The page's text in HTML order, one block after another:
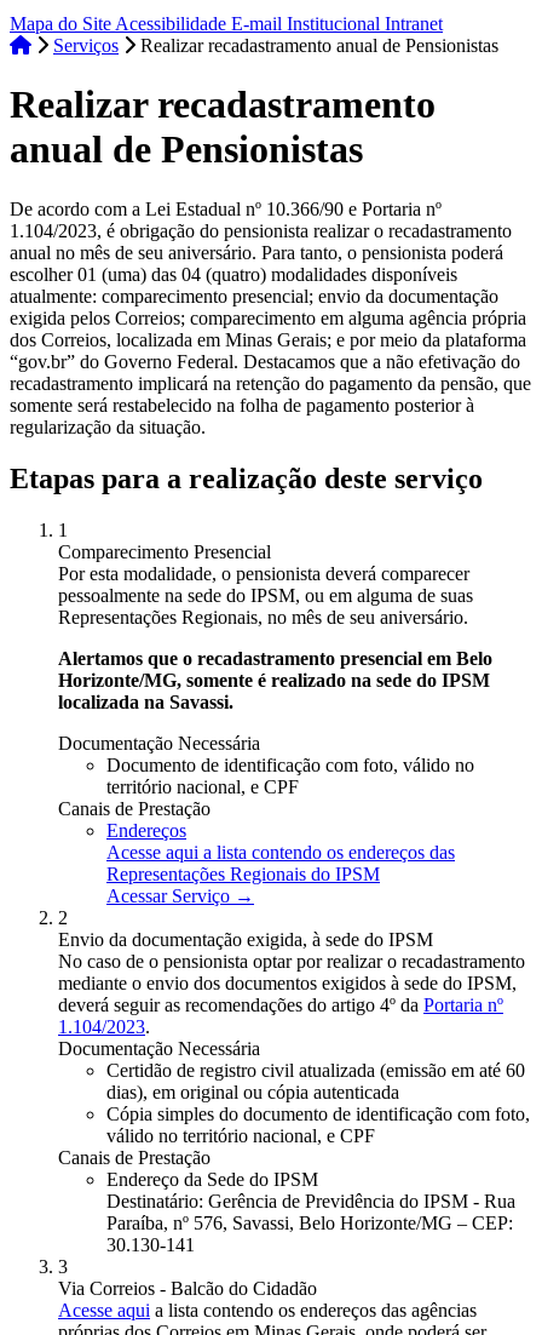
Mapa do Site Acessibilidade E-mail Institucional Intranet
Serviços
Realizar recadastramento anual de Pensionistas
Realizar recadastramento
anual de Pensionistas
De acordo com a Lei Estadual nº 10.366/90 e Portaria nº
1.104/2023, é obrigação do pensionista realizar o recadastramento
anual no mês de seu aniversário. Para tanto, o pensionista poderá
escolher 01 (uma) das 04 (quatro) modalidades disponíveis
atualmente: comparecimento presencial; envio da documentação
exigida pelos Correios; comparecimento em alguma agência própria
dos Correios, localizada em Minas Gerais; e por meio da plataforma
“gov.br” do Governo Federal. Destacamos que a não efetivação do
recadastramento implicará na retenção do pagamento da pensão, que
somente será restabelecido na folha de pagamento posterior à
regularização da situação.
Etapas para a realização deste serviço
1
Comparecimento Presencial
Por esta modalidade, o pensionista deverá comparecer
pessoalmente na sede do IPSM, ou em alguma de suas
Representações Regionais, no mês de seu aniversário.
Alertamos que o recadastramento presencial em Belo
Horizonte/MG, somente é realizado na sede do IPSM
localizada na Savassi.
Documentação Necessária
Documento de identificação com foto, válido no
território nacional, e CPF
Canais de Prestação
Endereços
Acesse aqui a lista contendo os endereços das
Representações Regionais do IPSM
Acessar Serviço →
2
Envio da documentação exigida, à sede do IPSM
No caso de o pensionista optar por realizar o recadastramento
mediante o envio dos documentos exigidos à sede do IPSM,
deverá seguir as recomendações do artigo 4º da Portaria nº
1.104/2023.
Documentação Necessária
Certidão de registro civil atualizada (emissão em até 60
dias), em original ou cópia autenticada
Cópia simples do documento de identificação com foto,
válido no território nacional, e CPF
Canais de Prestação
Endereço da Sede do IPSM
Destinatário: Gerência de Previdência do IPSM - Rua
Paraíba, nº 576, Savassi, Belo Horizonte/MG – CEP:
30.130-141
3
Via Correios - Balcão do Cidadão
Acesse aqui a lista contendo os endereços das agências